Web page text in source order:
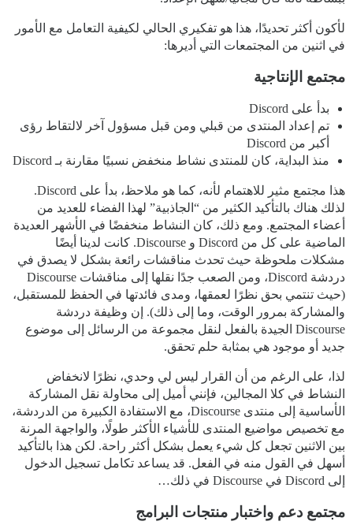
لأكون أكثر تحديدًا، هذا هو تفكيري الحالي لكيفية التعامل مع الأمور
في اثنين من المجتمعات التي أديرها:
مجتمع الإنتاجية
بدأ على Discord
تم إعداد المنتدى من قبلي ومن قبل مسؤول آخر لالتقاط رؤى
أكبر من Discord
منذ البداية، كان للمنتدى نشاط منخفض نسبيًا مقارنة بـ Discord
هذا مجتمع مثير للاهتمام لأنه، كما هو ملاحظ، بدأ على Discord.
لذلك هناك بالتأكيد الكثير من “الجاذبية” لهذا الفضاء للعديد من
أعضاء المجتمع. ومع ذلك، كان النشاط منخفضًا في الأشهر العديدة
الماضية على كل من Discord و Discourse. كانت لدينا أيضًا
مشكلات ملحوظة حيث تحدث مناقشات رائعة بشكل لا يصدق في
دردشة Discord، ومن الصعب جدًا نقلها إلى مناقشات Discourse
(حيث تنتمي بحق نظرًا لعمقها، ومدى فائدتها في الحفظ للمستقبل،
والمشاركة بمرور الوقت، وما إلى ذلك). إن وظيفة دردشة
Discourse الجيدة بالفعل لنقل مجموعة من الرسائل إلى موضوع
جديد أو موجود هي بمثابة حلم تحقق.
لذا، على الرغم من أن القرار ليس لي وحدي، نظرًا لانخفاض
النشاط في كلا المجالين، فإنني أميل إلى محاولة نقل المشاركة
الأساسية إلى منتدى Discourse، مع الاستفادة الكبيرة من الدردشة،
مع تخصيص مواضيع المنتدى للأشياء الأكثر طولًا، والواجهة المرنة
بين الاثنين تجعل كل شيء يعمل بشكل أكثر راحة. لكن هذا بالتأكيد
أسهل في القول منه في الفعل. قد يساعد تكامل تسجيل الدخول
إلى Discord في Discourse في ذلك…
مجتمع دعم واختبار منتجات البرامج